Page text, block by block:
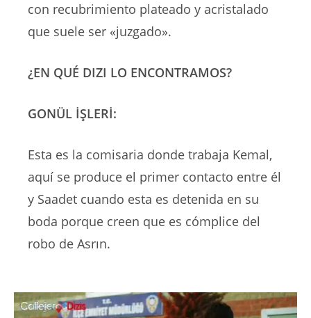
con recubrimiento plateado y acristalado
que suele ser «juzgado».
¿EN QUÉ DIZI LO ENCONTRAMOS?
GONÜL İŞLERİ:
Esta es la comisaria donde trabaja Kemal,
aquí se produce el primer contacto entre él
y Saadet cuando esta es detenida en su
boda porque creen que es cómplice del
robo de Asrın.